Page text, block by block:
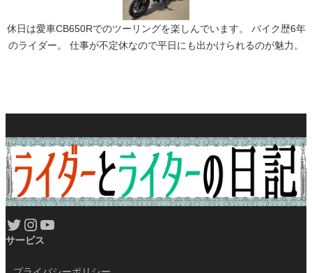
休日は愛車CB650Rでのツーリングを楽しんでいます。 バイク歴6年
のライダー。 仕事が不定休なので平日にも出かけられるのが魅力。
Twitter Instagram YouTube
サービス